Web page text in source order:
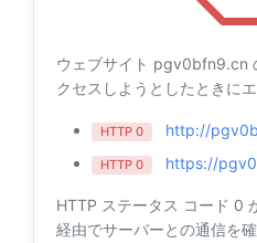
ウェブサイト pgv0bfn9.cn
クセスしようとしたときに
HTTP 0 http://
HTTP 0 https://
HTTP ステータス コード 0
経由でサーバーとの通信を